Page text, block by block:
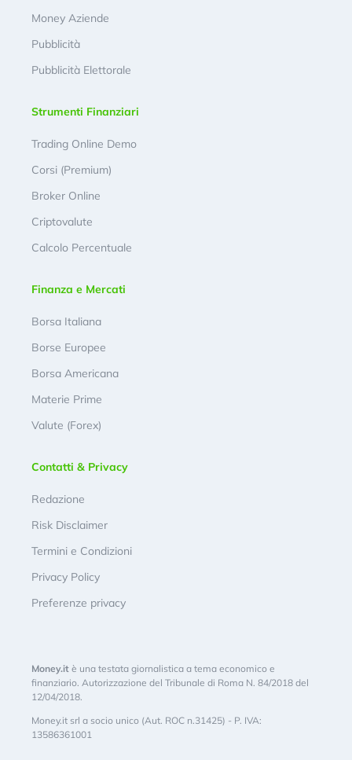
Money Aziende
Pubblicità
Pubblicità Elettorale
Strumenti Finanziari
Trading Online Demo
Corsi (Premium)
Broker Online
Criptovalute
Calcolo Percentuale
Finanza e Mercati
Borsa Italiana
Borse Europee
Borsa Americana
Materie Prime
Valute (Forex)
Contatti & Privacy
Redazione
Risk Disclaimer
Termini e Condizioni
Privacy Policy
Preferenze privacy
Money.it è una testata giornalistica a tema economico e
finanziario. Autorizzazione del Tribunale di Roma N. 84/2018 del
12/04/2018.
Money.it srl a socio unico (Aut. ROC n.31425) - P. IVA:
13586361001